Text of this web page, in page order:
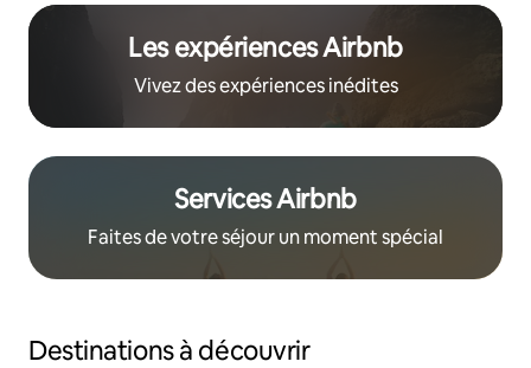
Les expériences Airbnb
Vivez des expériences inédites
Services Airbnb
Faites de votre séjour un moment spécial
Destinations à découvrir